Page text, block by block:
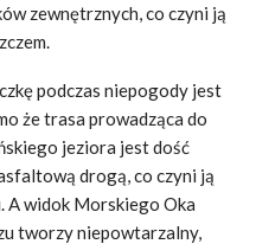
zewnętrznych, co czyni ją
podczas niepogody jest
że trasa prowadząca do
jeziora jest dość
drogą, co czyni ją
A widok Morskiego Oka
tworzy niepowtarzalny,